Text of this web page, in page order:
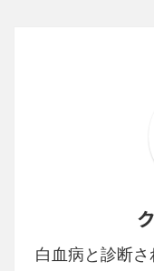
白血病と診断